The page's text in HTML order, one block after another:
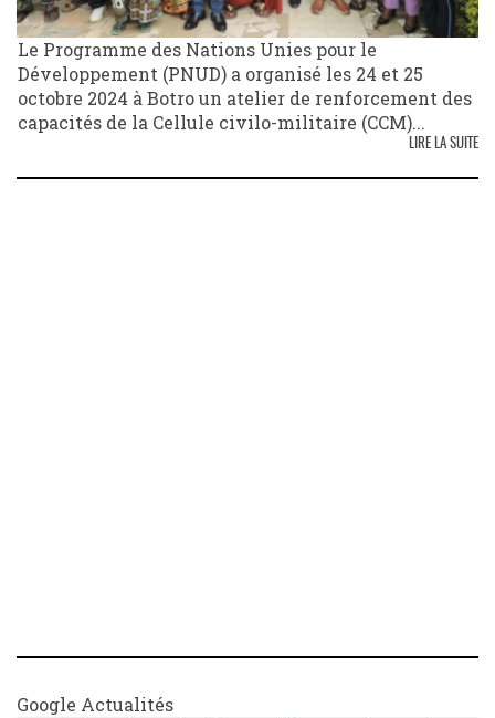
Le Programme des Nations Unies pour le
Développement (PNUD) a organisé les 24 et 25
octobre 2024 à Botro un atelier de renforcement des
capacités de la Cellule civilo-militaire (CCM)...
LIRE LA SUITE
Google Actualités